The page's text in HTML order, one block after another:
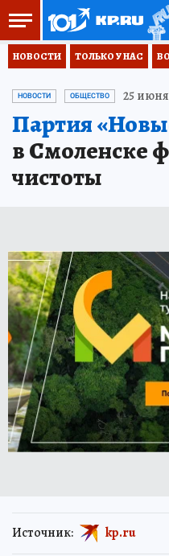
НОВОСТИ ТОЛЬКО У НАС
НОВОСТИ ОБЩЕСТВО 25 июня
Партия
в Смоленске
чистоты
Источник: kp.ru